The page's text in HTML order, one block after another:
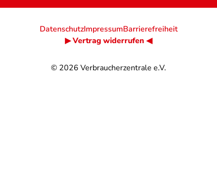
© 2026 Verbraucherzentrale e.V.
DatenschutzImpressumBarrierefreiheit
▶ Vertrag widerrufen ◀